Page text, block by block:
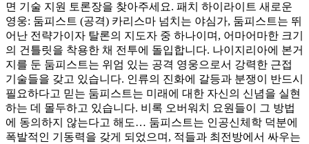
면 기술 지원 토론장을 찾아주세요. 패치 하이라이트 새로운
영웅: 둠피스트 (공격) 카리스마 넘치는 야심가, 둠피스트는 뛰
어난 전략가이자 탈론의 지도자 중 하나이며, 어마어마한 크기
의 건틀릿을 착용한 채 전투에 돌입합니다. 나이지리아에 본거
지를 둔 둠피스트는 위엄 있는 공격 영웅으로서 강력한 근접
기술들을 갖고 있습니다. 인류의 진화에 갈등과 분쟁이 반드시
필요하다고 믿는 둠피스트는 미래에 대한 자신의 신념을 실현
하는 데 몰두하고 있습니다. 비록 오버워치 요원들이 그 방법
에 동의하지 않는다고 해도… 둠피스트는 인공신체학 덕분에
폭발적인 기동력을 갖게 되었으며, 적들과 최전방에서 싸우는